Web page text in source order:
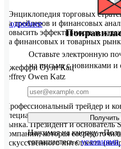
«Энциклопедия торговых
на трейдеров и финансовых
повысить эффективность и
на финансовых и товарных
Подробнее
Джеффри Оуэн Кац
Jeffrey Owen Katz
Профессиональный трейдер и
специализирующийся на
рынка. Президент и основатель
компании, которая
искусственного интеллекта
Оставьте электронную
на письма с новинками и
Получить
Нажимая на кнопку
соглашаетесь сусловиями